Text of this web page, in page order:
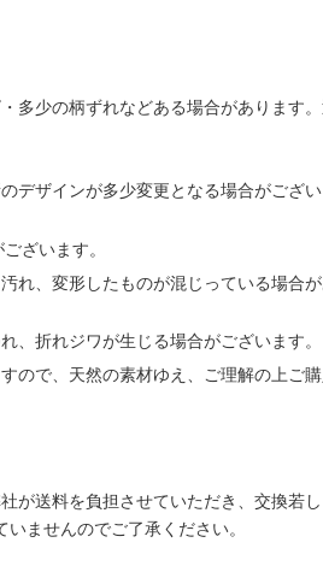
多少の柄ずれなどある場合があります
デザインが多少変更となる場合がござい
ざいます。
れ、変形したものが混じっている場合が
、折れジワが生じる場合がございます。
ので、天然の素材ゆえ、ご理解の上ご購
が送料を負担させていただき、交換若
ませんのでご了承ください。